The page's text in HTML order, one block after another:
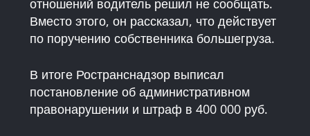
отношений водитель решил не сообщать.
Вместо этого, он рассказал, что действует
по поручению собственника большегруза.
В итоге Ространснадзор выписал
постановление об административном
правонарушении и штраф в 400 000 руб.